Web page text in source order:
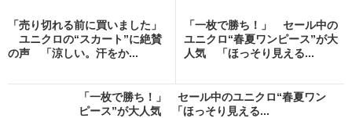
「売り切れる前に買いました」
ユニクロの“スカート”に絶賛
の声 「涼しい。汗をか...
「一枚で勝ち！」 セール中の
ユニクロ“春夏ワンピース”が大
人気 「ほっそり見える...
「一枚で勝ち！」 セール中のユニクロ“春夏ワン
ピース”が大人気 「ほっそり見える...